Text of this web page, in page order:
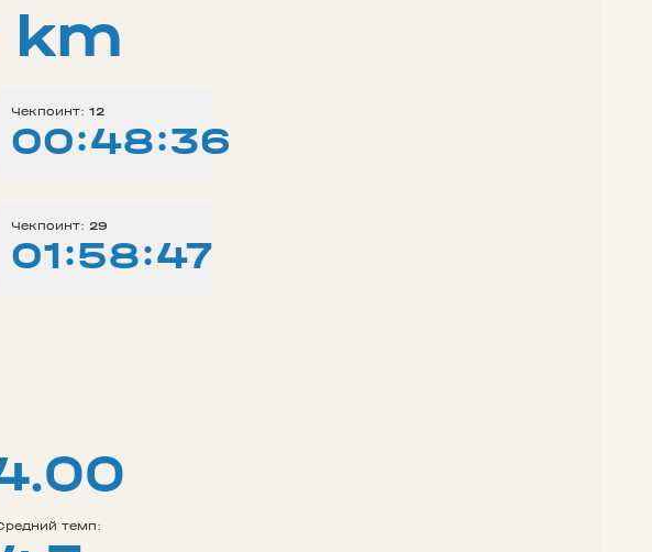
km
Чекпоинт: 12
00:48:36
Чекпоинт: 29
01:58:47
темп: